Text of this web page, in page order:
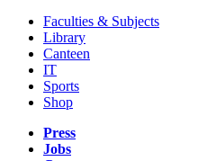
Faculties & Subjects
Library
Canteen
IT
Sports
Shop
Press
Jobs